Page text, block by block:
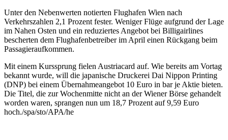
Unter den Nebenwerten notierten Flughafen Wien nach
Verkehrszahlen 2,1 Prozent fester. Weniger Flüge aufgrund der Lage
im Nahen Osten und ein reduziertes Angebot bei Billigairlines
bescherten dem Flughafenbetreiber im April einen Rückgang beim
Passagieraufkommen.
Mit einem Kurssprung fielen Austriacard auf. Wie bereits am Vortag
bekannt wurde, will die japanische Druckerei Dai Nippon Printing
(DNP) bei einem Übernahmeangebot 10 Euro in bar je Aktie bieten.
Die Titel, die zur Wochenmitte nicht an der Wiener Börse gehandelt
worden waren, sprangen nun um 18,7 Prozent auf 9,59 Euro
hoch./spa/sto/APA/he